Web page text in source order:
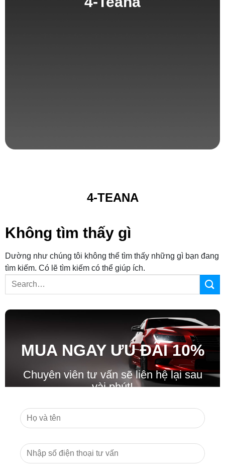
4-TEANA
Không tìm thấy gì
Dường như chúng tôi không thể tìm thấy những gì bạn đang
tìm kiếm. Có lẽ tìm kiếm có thể giúp ích.
MUA NGAY ƯU ĐÃI10%
Chuyên viên tư vấn sẽ liên hệ lại sau
vài phút!